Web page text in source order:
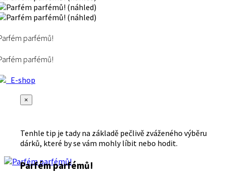
parfémů!
parfémů!
E-shop
×
Tenhle tip je tady na základě pečlivě zváženého výběru
dárků, které by se vám mohly líbit nebo hodit.
Parfém parfémů!